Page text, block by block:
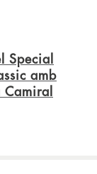
Special
amb
Camiral